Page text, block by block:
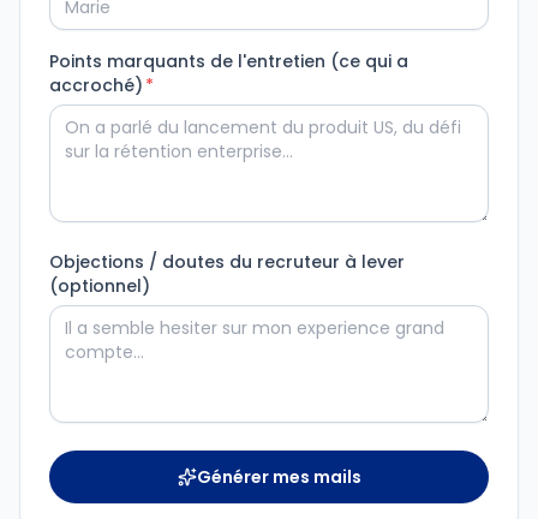
Points marquants de l'entretien (ce qui a
accroché) *
Objections / doutes du recruteur à lever
(optionnel)
Générer mes mails